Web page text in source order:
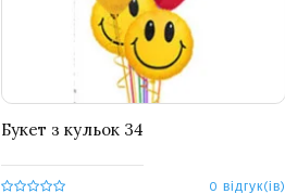
Букет з кульок 34
0 відгук(ів)